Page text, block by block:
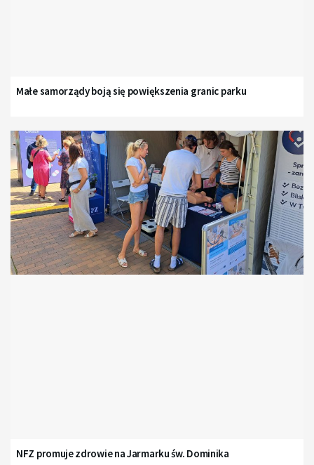
Małe samorządy boją się powiększenia granic parku
NFZ promuje zdrowie na Jarmarku św. Dominika